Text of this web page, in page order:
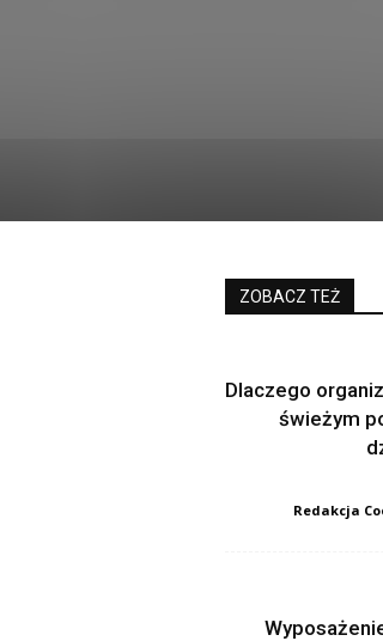
ZOBACZ TEŻ
Dlaczego
świeżym
Redakcja